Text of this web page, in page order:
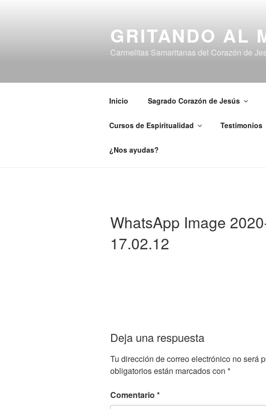
GRITANDO AL
Carmelitas Samaritanas del Corazón de
Inicio Sagrado Corazón de Jesús
Cursos de Espiritualidad Testimonios
¿Nos ayudas?
WhatsApp Image
17.02.12
Deja una respuesta
Tu dirección de correo electrónico no será
obligatorios están marcados con *
Comentario *